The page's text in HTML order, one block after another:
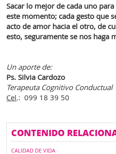
Sacar lo mejor de cada uno
este momento; cada gesto que
acto de amor hacia el otro, de
esto, seguramente se nos haga
Un aporte de:
Ps. Silvia Cardozo
Terapeuta Cognitivo Conductual
Cel.: 099 18 39 50
CONTENIDO
CALIDAD DE VIDA